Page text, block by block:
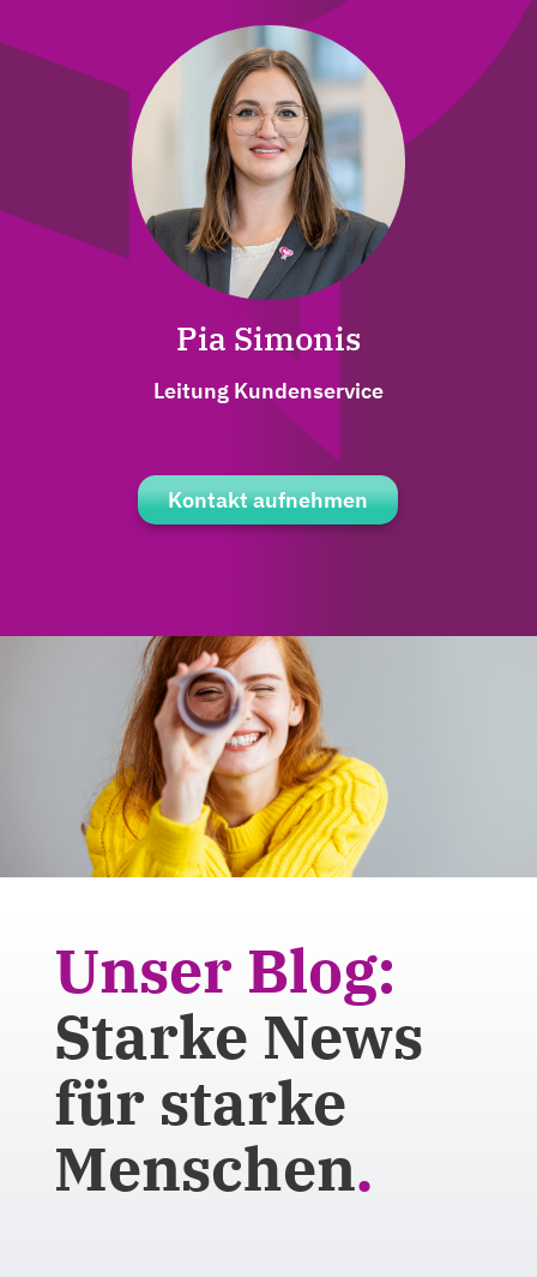
Pia Simonis
Leitung Kundenservice
Pia Simonis
Leitung Kundenservice
Kontakt aufnehmen
Unser Blog:
Starke News
für starke
Menschen.